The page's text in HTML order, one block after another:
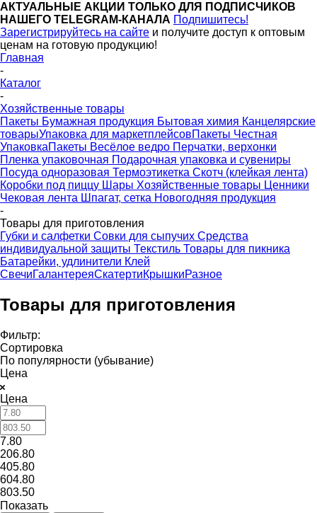
АКТУАЛЬНЫЕ АКЦИИ ТОЛЬКО ДЛЯ ПОДПИСЧИКОВ
НАШЕГО TELEGRAM-КАНАЛА Подпишитесь!
Зарегистрируйтесь на сайте и получите доступ к оптовым
ценам на готовую продукцию!
Главная
-
Каталог
-
Хозяйственные товары
Пакеты Бумажная продукция Бытовая химия Канцелярские
товарыУпаковка для маркетплейсовПакеты Честная
УпаковкаПакеты Весёлое ведро Перчатки, верхонки
Пленка упаковочная Подарочная упаковка и сувениры
Посуда одноразовая Термоэтикетка Скотч (клейкая лента)
Коробки под пиццу Шары Хозяйственные товары Ценники
Чековая лента Шпагат, сетка Новогодняя продукция
-
Товары для приготовления
Губки и салфетки Совки для сыпучих Средства
индивидуальной защиты Текстиль Товары для пикника
Батарейки, удлинители Клей
СвечиГалантереяСкатертиКрышкиРазное
Товары для приготовления
Фильтр:
Сортировка
По популярности (убывание)
Цена
Цена
7.80
206.80
405.80
604.80
803.50
Показать